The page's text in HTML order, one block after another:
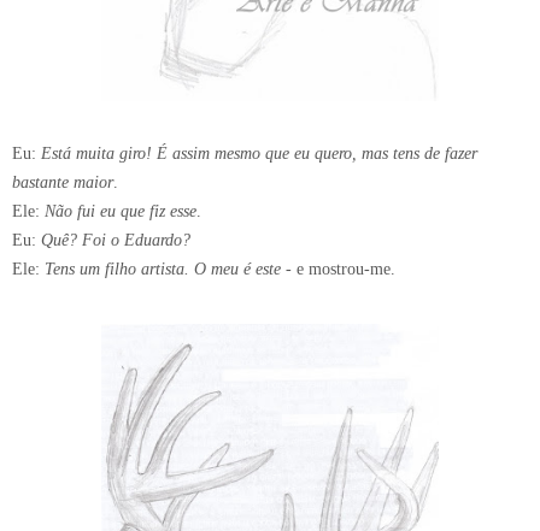
Eu: Está muita giro! É assim mesmo que eu quero, mas tens de fazer
bastante maior.
Ele: Não fui eu que fiz esse
Eu: Quê? Foi o Eduardo?
Ele: Tens um filho artista. O meu é este - e mostrou-me.